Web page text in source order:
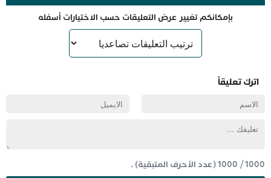
بإمكانكم تغيير عرض التعليقات حسب الاختيارات أسفله
اترك تعليقاً
1000
/
1000(عدد الأحرف المتبقية) .